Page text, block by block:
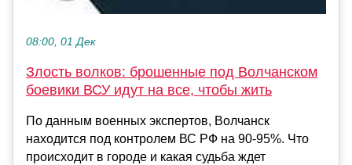
08:00, 01 Дек
Злость волков: брошенные под Волчанском
боевики ВСУ идут на все, чтобы жить
По данным военных экспертов, Волчанск
находится под контролем ВС РФ на 90-95%. Что
происходит в городе и какая судьба ждет